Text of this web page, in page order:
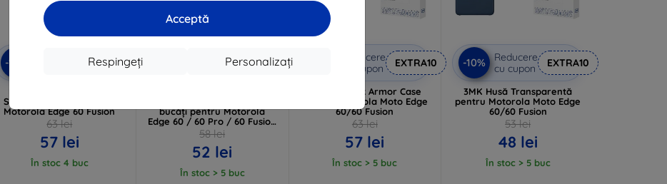
Acceptă
Personalizați
Respingeți
-10% EXTRA10
SilverProtection+ pentru
Motorola Edge 60 Fusion
63 lei
57 lei
În stoc 4 buc
Reducere
cu cupon
EXTRA10
bucăți pentru Motorola
Edge 60 / 60 Pro / 60 Fusion
transparent (5906302352791)
58 lei
52 lei
În stoc > 5 buc
Reducere
cu cupon
EXTRA10
Carcasă 3mk Armor Case
pentru Motorola Moto Edge
60/60 Fusion
63 lei
57 lei
În stoc > 5 buc
-10%
Reducere
cu cupon
EXTRA10
3MK Husă Transparentă
pentru Motorola Moto Edge
60/60 Fusion
53 lei
48 lei
În stoc > 5 buc